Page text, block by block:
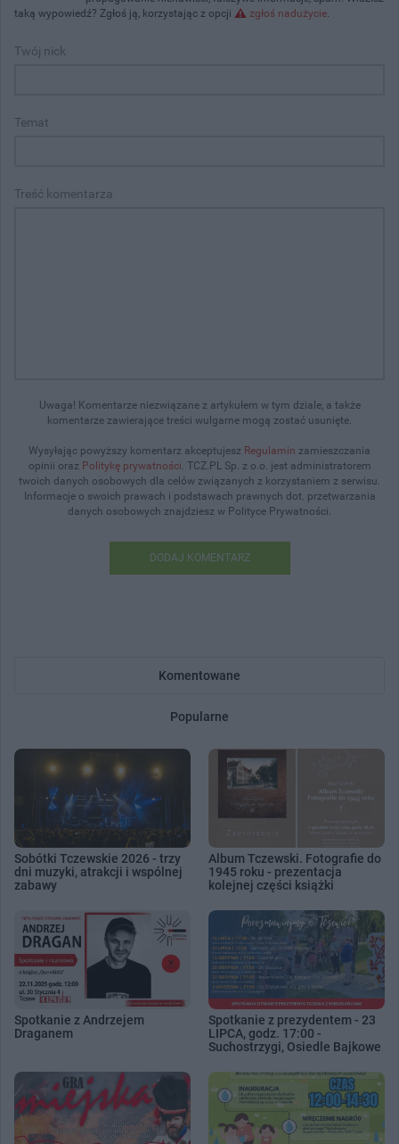
taką wypowiedź? Zgłoś ją, korzystając z opcji
zgłoś nadużycie.
Twój nick
Temat
Treść komentarza
Uwaga! Komentarze niezwiązane z artykułem w tym dziale, a także
komentarze zawierające treści wulgarne mogą zostać usunięte.
Wysyłając powyższy komentarz akceptujesz Regulamin zamieszczania
opinii oraz Politykę prywatności. TCZ.PL Sp. z o.o. jest administratorem
twoich danych osobowych dla celów związanych z korzystaniem z serwisu.
Informacje o swoich prawach i podstawach prawnych dot. przetwarzania
danych osobowych znajdziesz w Polityce Prywatności.
DODAJ KOMENTARZ
Komentowane
Popularne
Sobótki Tczewskie 2026 - trzy
dni muzyki, atrakcji i wspólnej
zabawy
Album Tczewski. Fotografie do
1945 roku - prezentacja
kolejnej części książki
Spotkanie z Andrzejem
Draganem
Spotkanie z prezydentem - 23
LIPCA, godz. 17:00 -
Suchostrzygi, Osiedle Bajkowe